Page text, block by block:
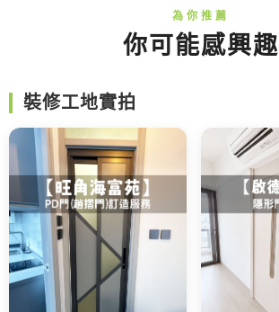
你可能感興趣
裝修工地實拍